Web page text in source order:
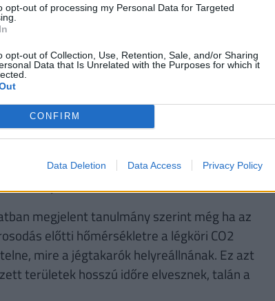
opt-out of processing my Personal Data for Targeted
opt-out of Collection, Use, Retention, Sale, and/or Sharing
Data that Is Unrelated with the Purposes for which it
CONFIRM
Data Deletion Data Access Privacy Policy
klímaapokalipszis, a gazdagok sem
kilépett a távoli jövőképek világából, és a mindennapi
tárgya, hanem tény, amelyet a bőrünkön is érzünk.
szerint:"Kezdjük látni, hogy a legrosszabb
A jelenlegi 1,2 Celsius-fokos felmelegedés
amely, ha folytatódik, szinte
a fiataljaink életében következne be."
megjelent tanulmány szerint még ha az
előtti hőmérsékletre a légköri CO2
mire a jégtakarók helyreállnának. Ez azt
területek hosszú időre elvesznek, talán a